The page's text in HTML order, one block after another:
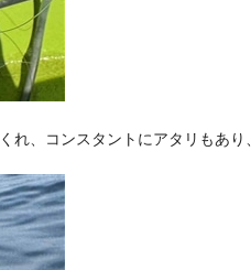
、コンスタントにアタリもあり、